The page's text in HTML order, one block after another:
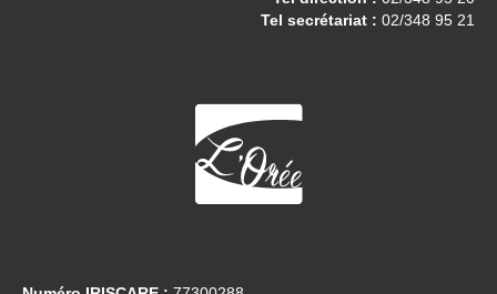
Tel secrétariat : 02/348 95 21